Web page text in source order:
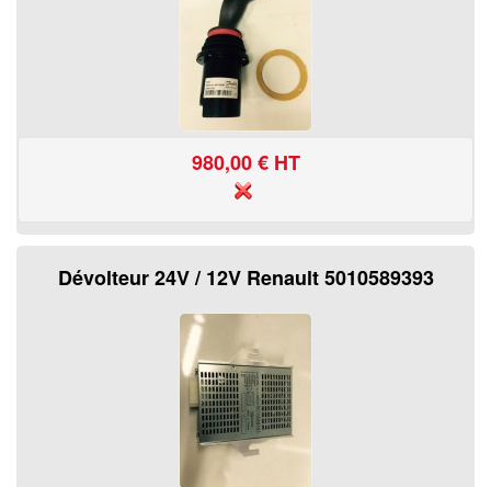
980,00€ HT
Dévolteur 24V / 12V Renault 5010589393